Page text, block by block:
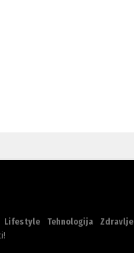
Lifestyle Tehnologija Zdravlje